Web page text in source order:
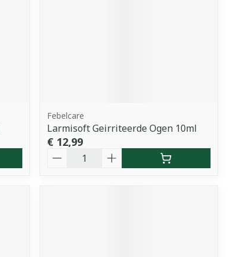
Febelcare
Larmisoft Geirriteerde Ogen 10ml
€ 12,99